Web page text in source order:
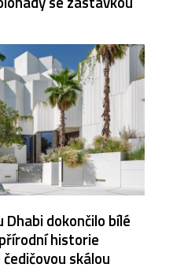
Dhabi dokončilo bílé
historie
skálou